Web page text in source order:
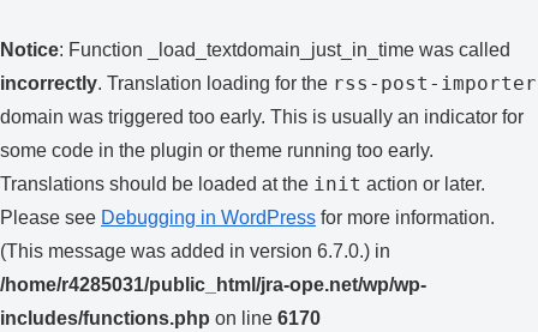
Notice: Function _load_textdomain_just_in_time was called
incorrectly. Translation loading for the rss-post-importer
domain was triggered too early. This is usually an indicator for
some code in the plugin or theme running too early.
Translations should be loaded at the init action or later.
Please see Debugging in WordPress for more information.
(This message was added in version 6.7.0.) in
/home/r4285031/public_html/jra-ope.net/wp/wp-
includes/functions.php on line 6170